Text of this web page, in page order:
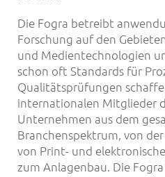
Die Fogra betreibt
Forschung auf den
und Medientechnologien
schon oft Standards für
Qualitätsprüfungen
internationalen Mitglieder
Unternehmen aus dem
Branchenspektrum, von
von Print- und
zum Anlagenbau. Die